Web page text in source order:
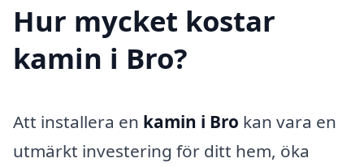
Hur mycket kostar
kamin i Bro?
Att installera en kamin i Bro kan vara en
utmärkt investering för ditt hem, öka